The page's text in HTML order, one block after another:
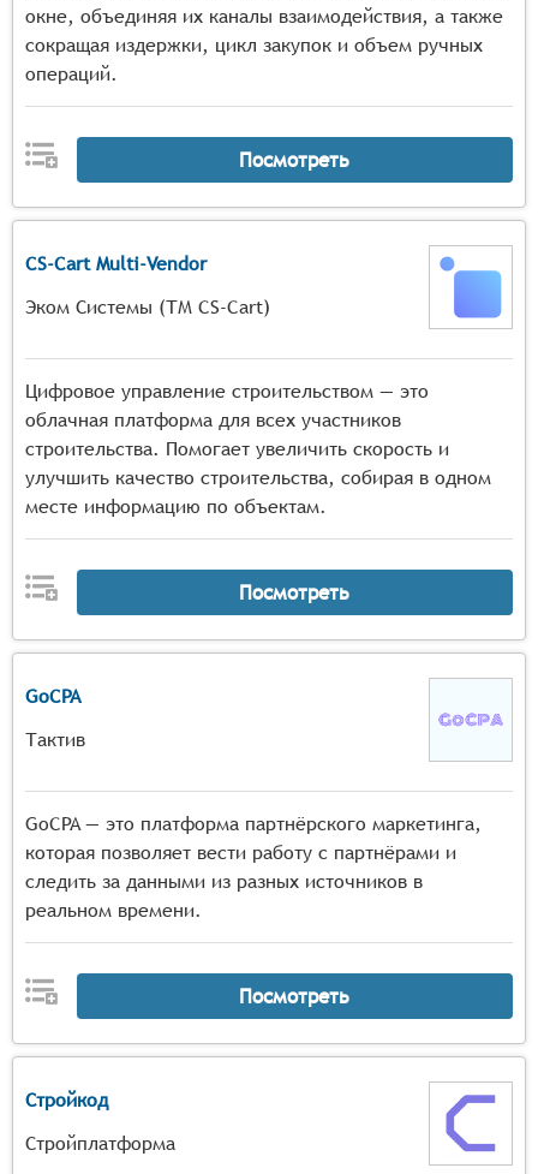
окне, объединяя их каналы взаимодействия, а также
сокращая издержки, цикл закупок и объем ручных
операций.
Посмотреть
CS-Cart Multi-Vendor
Эком Системы (ТМ CS-Cart)
Цифровое управление строительством — это
облачная платформа для всех участников
строительства. Помогает увеличить скорость и
улучшить качество строительства, собирая в одном
месте информацию по объектам.
Посмотреть
GoCPA
Тактив
GoCPA — это платформа партнёрского маркетинга,
которая позволяет вести работу с партнёрами и
следить за данными из разных источников в
реальном времени.
Посмотреть
Стройкод
Стройплатформа